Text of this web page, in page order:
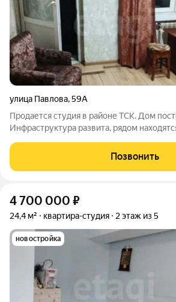
улица Павлова,59А
Продается студия в районе ТСК. Дом
Инфраструктура развита, рядом
стоматология и т.д. В квартире выполнен
ремонт, позволит новым обладателям
Позвонить
4 700 000 ₽
24,4 м² квартира-студия 2 этаж из 5
новостройка